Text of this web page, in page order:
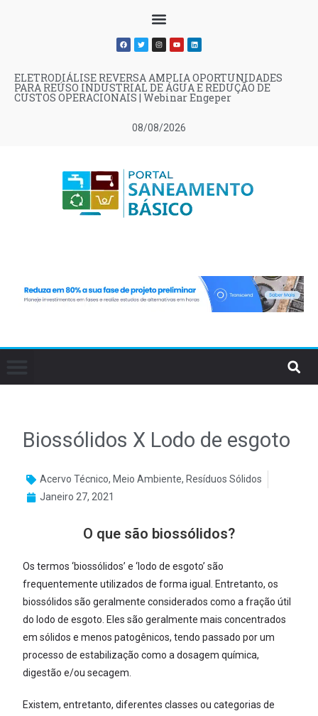
08/08/2026
ELETRODIÁLISE REVERSA AMPLIA OPORTUNIDADES
PARA REÚSO INDUSTRIAL DE ÁGUA E REDUÇÃO DE
CUSTOS OPERACIONAIS | Webinar Engeper
Biossólidos X Lodo de esgoto
Acervo Técnico, Meio Ambiente, Resíduos Sólidos
Janeiro 27, 2021
O que são biossólidos?
Os termos ‘biossólidos’ e ‘lodo de esgoto’ são
frequentemente utilizados de forma igual. Entretanto, os
biossólidos são geralmente considerados como a fração útil
do lodo de esgoto. Eles são geralmente mais concentrados
em sólidos e menos patogênicos, tendo passado por um
processo de estabilização como a dosagem química,
digestão e/ou secagem.
Existem, entretanto, diferentes classes ou categorias de